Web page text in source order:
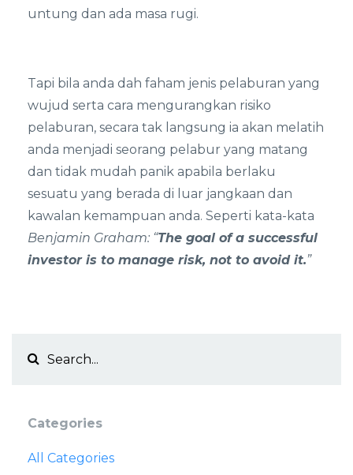
untung dan ada masa rugi.
Tapi bila anda dah faham jenis pelaburan yang
wujud serta cara mengurangkan risiko
pelaburan, secara tak langsung ia akan melatih
anda menjadi seorang pelabur yang matang
dan tidak mudah panik apabila berlaku
sesuatu yang berada di luar jangkaan dan
kawalan kemampuan anda. Seperti kata-kata
Benjamin Graham: “The goal of a successful
investor is to manage risk, not to avoid it.”
Categories
All Categories